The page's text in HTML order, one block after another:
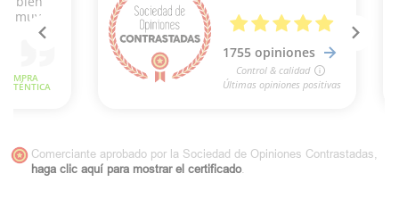
Comerciante aprobado por la Sociedad de Opiniones Contrastadas,
haga clic aquí para mostrar el certificado.